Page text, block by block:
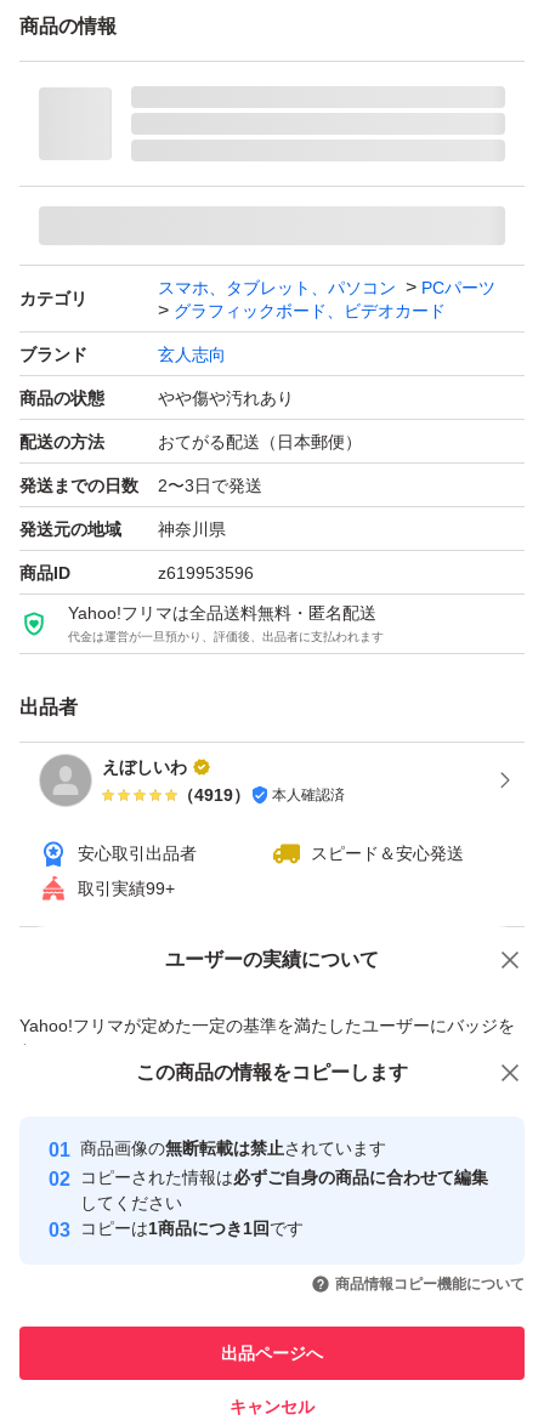
バスインターフェイス：PCI Express 3.0
補助電源：6pin+8pin
専有スロット：3 スロット
幅（長さ）：294 mm
商品の情報
カテゴリ
スマホ、タブレット、パソコン
PCパーツ
グラフィックボード、ビデオカード
ブランド 玄人志向
商品の状態 やや傷や汚れあり
配送の方法 おてがる配送（日本郵便）
発送までの日数 2〜3日で発送
発送元の地域 神奈川県
商品ID z619953596
Yahoo!フリマは全品送料無料・匿名配送
代金は運営が一旦預かり、評価後、出品者に支払われます
出品者
えぼしいわ
（4919） 本人確認済
安心取引出品者
スピード＆安心発送
取引実績99+
ユーザーの実績について
Yahoo!フリマが定めた一定の基準を満たしたユーザーにバッジを
付与しています
安心取引出品者
心・安全なユーザーです
取引実績
引を完了させた実績があります
での取引実績があります
価格の相談 商品への質問
この商品の情報をコピーします
商品画像の無断転載は禁止されています
コピーされた情報は必ずご自身の商品に合わせて編集
してください
コピーは1商品につき1回です
商品情報コピー機能について
出品ページへ
キャンセル
この商品をみている人にオススメ